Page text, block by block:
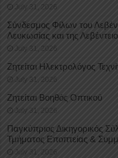
July 31, 2026
Σύνδεσμος Φίλων του
Λευκωσίας και της
July 31, 2026
Ζητείται Ηλεκτρολόγος
July 31, 2026
Ζητείται Βοηθός Οπτικού
July 31, 2026
Παγκύπριος Δικηγορικός
Τμήματος Εποπτείας &
July 31, 2026